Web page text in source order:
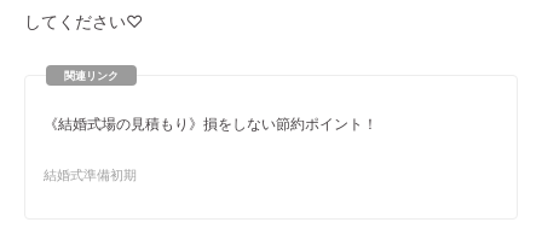
してください♡
《結婚式場の見積もり》損をしない節約ポイント！
結婚式準備初期